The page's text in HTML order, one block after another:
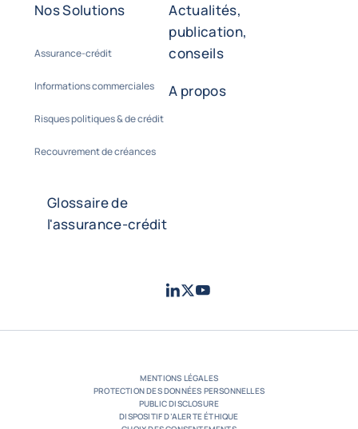
Nos Solutions
Assurance-crédit
Informations commerciales
Risques politiques & de crédit
Recouvrement de créances
Actualités,
publication,
conseils
A propos
Glossaire de
l'assurance-crédit
LinkedIn
TwitterYoutube
MENTIONS LÉGALES
PROTECTION DES DONNÉES PERSONNELLES
PUBLIC DISCLOSURE
DISPOSITIF D’ALERTE ÉTHIQUE